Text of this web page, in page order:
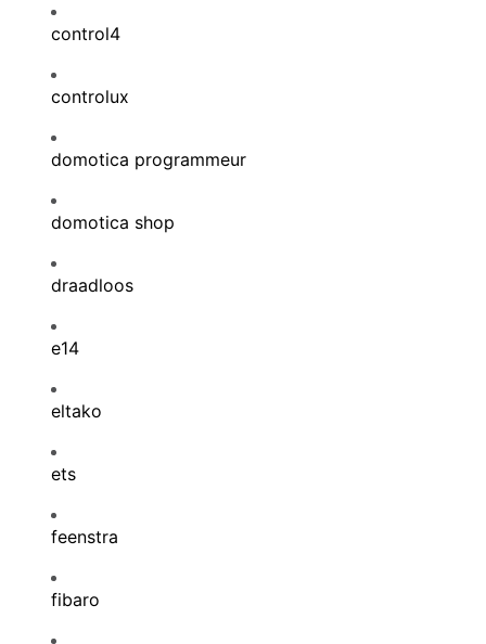
control4
controlux
domotica programmeur
domotica shop
draadloos
e14
eltako
ets
feenstra
fibaro